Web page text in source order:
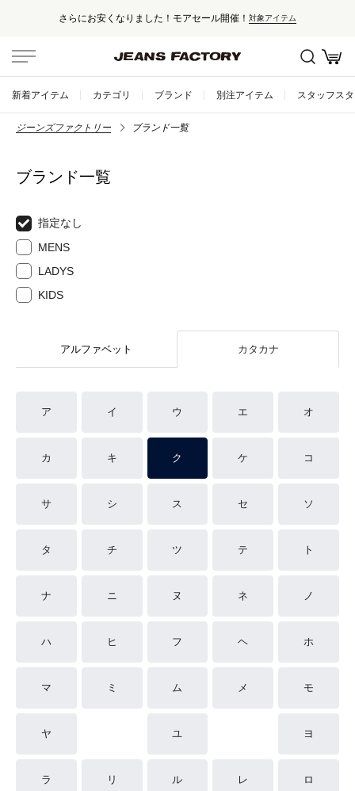
さらにお安くなりました！モアセール開催！ 対象アイテム
新着アイテム カテゴリ ブランド 別注アイテム スタッフス
ジーンズファクトリー ブランド一覧
ブランド一覧
指定なし
MENS
LADYS
KIDS
アルファベット カタカナ
ア イ ウ エ オ
カ キ ク ケ コ
サ シ ス セ ソ
タ チ ツ テ ト
ナ ニ ヌ ネ ノ
ハ ヒ フ ヘ ホ
マ ミ ム メ モ
ヤ ユ ヨ
ラ リ ル レ ロ